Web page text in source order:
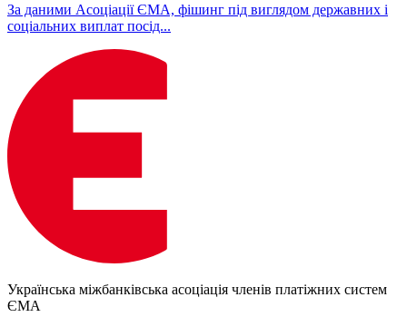
За даними Асоціації ЄМА, фішинг під виглядом державних і
соціальних виплат посід...
Українська міжбанківська асоціація членів платіжних систем
ЄМА